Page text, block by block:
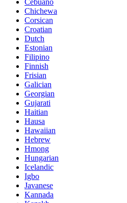
Cebuano
Chichewa
Corsican
Croatian
Dutch
Estonian
Filipino
Finnish
Frisian
Galician
Georgian
Gujarati
Haitian
Hausa
Hawaiian
Hebrew
Hmong
Hungarian
Icelandic
Igbo
Javanese
Kannada